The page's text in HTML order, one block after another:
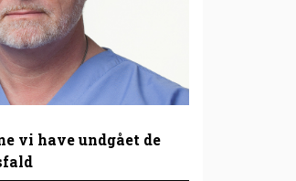
vi have undgået de